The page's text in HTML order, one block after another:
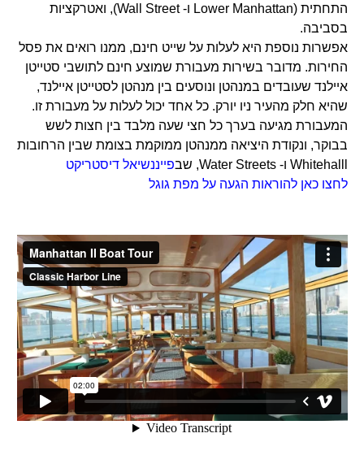
התחתית (Lower Manhattan ו- Wall Street), ואטרקציות
בסביבה.
אפשרות נוספת היא לעלות על שייט חינם, ממנו רואים את פסל
החירות. מדובר בשירות מעבורת שמוצע חינם לתושבי סטייטן
איילנד שעובדים במנהטן ונוסעים בין מנהטן לסטייטן איילנד,
שהיא חלק מהעיר ניו יורק. כל אחד יכול לעלות על מעבורת זו.
המעבורת מגיעה בערך כל חצי שעה מלבד בין חצות לשש
בבוקר, ונקודת היציאה ממנהטן ממוקמת בצומת שבין הרחובות
Whitehalll ו- Water Streets, שב
פייננשיאל דיסטריקט
לחצו כאן להוראות הגעה על מפת גוגל